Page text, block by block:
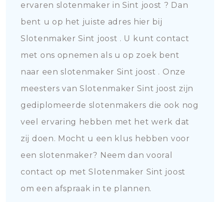
ervaren slotenmaker in Sint joost ? Dan
bent u op het juiste adres hier bij
Slotenmaker Sint joost . U kunt contact
met ons opnemen als u op zoek bent
naar een slotenmaker Sint joost . Onze
meesters van Slotenmaker Sint joost zijn
gediplomeerde slotenmakers die ook nog
veel ervaring hebben met het werk dat
zij doen. Mocht u een klus hebben voor
een slotenmaker? Neem dan vooral
contact op met Slotenmaker Sint joost
om een afspraak in te plannen.